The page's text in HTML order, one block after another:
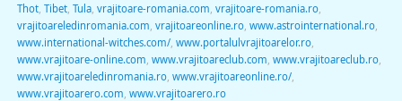
Thot, Tibet, Tula, vrajitoare-romania.com vrajitoare-romania.ro,
vrajitoareledinromania.com vrajitoareonline.ro, www.astrointernational.ro,
www.international-witches.com/, www.portalulvrajitoarelor.ro,
www.vrajitoare-online.com www.vrajitoareclub.com www.vrajitoareclub.ro,
www.vrajitoareledinromania.ro, www.vrajitoareonline.ro/,
www.vrajitoarero.com www.vrajitoarero.ro